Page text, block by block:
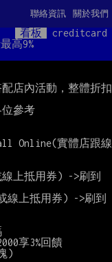
關於我們
聯絡資訊
看板
creditcard
高9%
店內活動，整體折扣
參考
Online(實體店跟線
線上抵用券) ->刷到
線上抵用券) ->刷到
享3%回饋
)